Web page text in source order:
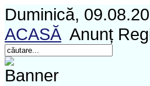
Duminică,
ACASĂ Anunț